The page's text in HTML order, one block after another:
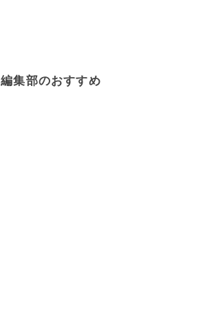
編集部のおすすめ